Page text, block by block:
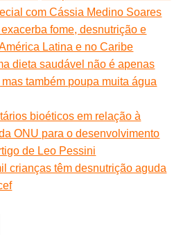
com Cássia Medino Soares
fome, desnutrição e
Latina e no Caribe
dieta saudável não é apenas
também poupa muita água
bioéticos em relação à
ONU para o desenvolvimento
de Leo Pessini
crianças têm desnutrição aguda